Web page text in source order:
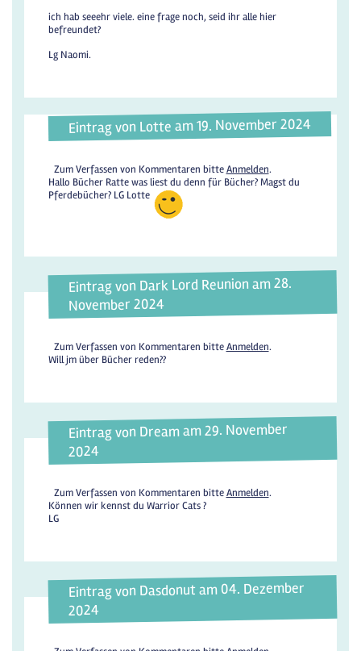
ich hab seeehr viele. eine frage noch, seid ihr alle hier
befreundet?
Lg Naomi.
Eintrag von Lotte am 19. November 2024
Zum Verfassen von Kommentaren bitteAnmelden.
Hallo Bücher Ratte was liest du denn für Bücher? Magst du
Pferdebücher? LG Lotte
Eintrag von Dark Lord Reunion am 28.
November 2024
Zum Verfassen von Kommentaren bitteAnmelden.
Will jm über Bücher reden??
Eintrag von Dream am 29. November
2024
Zum Verfassen von Kommentaren bitteAnmelden.
Können wir kennst du Warrior Cats ?
LG
Eintrag von Dasdonut am 04. Dezember
2024